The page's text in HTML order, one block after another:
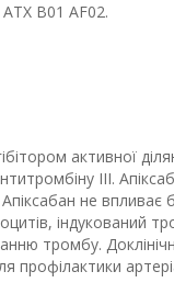
АТХ B01 AF02.
активної
ІІІ.
не впливає
індукований
тромбу.
профілактики